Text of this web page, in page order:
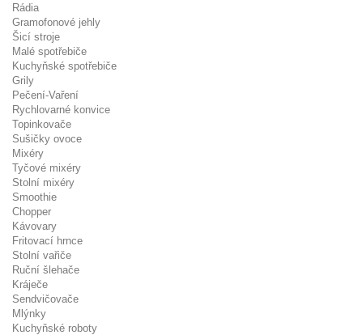
Rádia
Gramofonové jehly
Šicí stroje
Malé spotřebiče
Kuchyňské spotřebiče
Grily
Pečení-Vaření
Rychlovarné konvice
Topinkovače
Sušičky ovoce
Mixéry
Tyčové mixéry
Stolní mixéry
Smoothie
Chopper
Kávovary
Fritovací hrnce
Stolní vařiče
Ruční šlehače
Kráječe
Sendvičovače
Mlýnky
Kuchyňské roboty